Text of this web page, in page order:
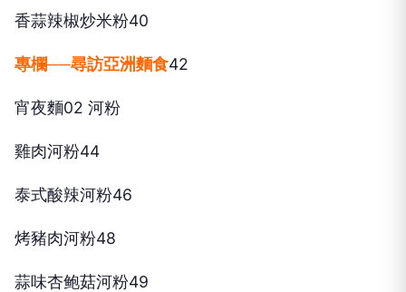
香蒜辣椒炒米粉40
專欄──尋訪亞洲麵食42
宵夜麵02 河粉
雞肉河粉44
泰式酸辣河粉46
烤豬肉河粉48
蒜味杏鲍菇河粉49